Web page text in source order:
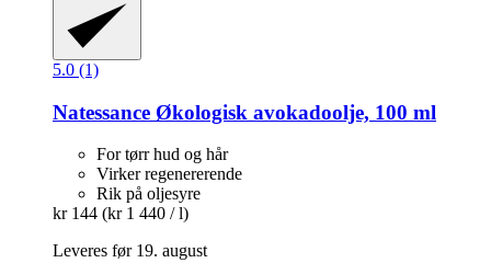
5.0 (1)
Natessance Økologisk avokadoolje, 100 ml
For tørr hud og hår
Virker regenererende
Rik på oljesyre
kr 144 (kr 1 440 / l)
Leveres før 19. august